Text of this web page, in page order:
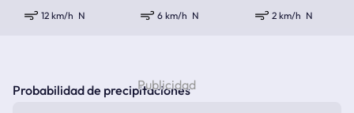
12 km/h N 6 km/h N 2 km/h N
Probabilidad de precipitaciones